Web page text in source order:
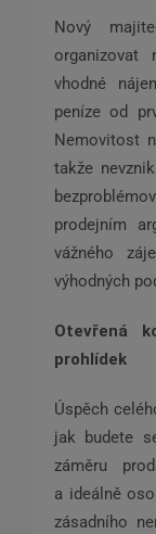
Nový
vhodné
peníze od
Nemovitost
takže
prodejním
vážného
výhodných
Otevřená
prohlídek
Úspěch
jak budete
záměru
a ideálně
zásadního